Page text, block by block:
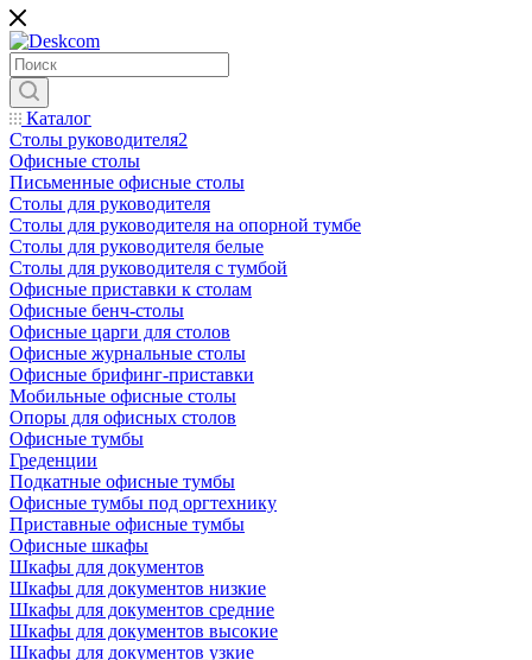
Каталог
Столы руководителя2
Офисные столы
Письменные офисные столы
Столы для руководителя
Столы для руководителя на опорной тумбе
Столы для руководителя белые
Столы для руководителя с тумбой
Офисные приставки к столам
Офисные бенч-столы
Офисные царги для столов
Офисные журнальные столы
Офисные брифинг-приставки
Мобильные офисные столы
Опоры для офисных столов
Офисные тумбы
Греденции
Подкатные офисные тумбы
Офисные тумбы под оргтехнику
Приставные офисные тумбы
Офисные шкафы
Шкафы для документов
Шкафы для документов низкие
Шкафы для документов средние
Шкафы для документов высокие
Шкафы для документов узкие